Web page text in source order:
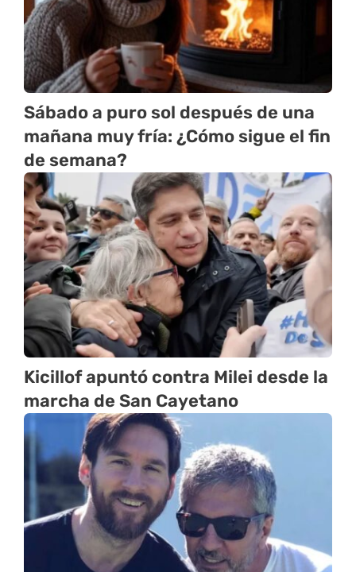
Sábado a puro sol después de una
mañana muy fría: ¿Cómo sigue el fin
de semana?
Kicillof apuntó contra Milei desde la
marcha de San Cayetano